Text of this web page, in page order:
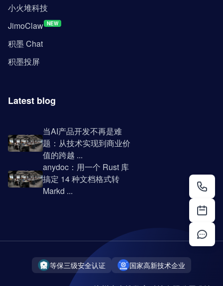
小火堆科技
JimoClaw NEW
积墨 Chat
积墨投屏
Latest blog
当AI产品开发不再是难
题：从技术实现到商业价
值的跨越 ...
anydoc：用一个 Rust 库
搞定 14 种文档格式转
Markd ...
等保三级安全认证 国家高新技术企业